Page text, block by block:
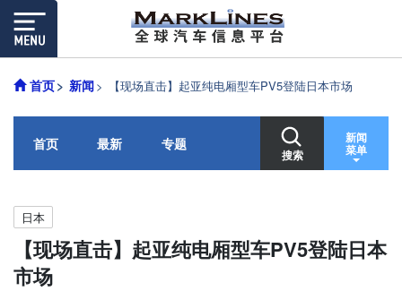
首页 新闻 【现场直击】起亚纯电厢型车PV5登陆日本市场
首页 最新 专题
搜索
新闻
菜单
日本
【现场直击】起亚纯电厢型车PV5登陆日本
市场